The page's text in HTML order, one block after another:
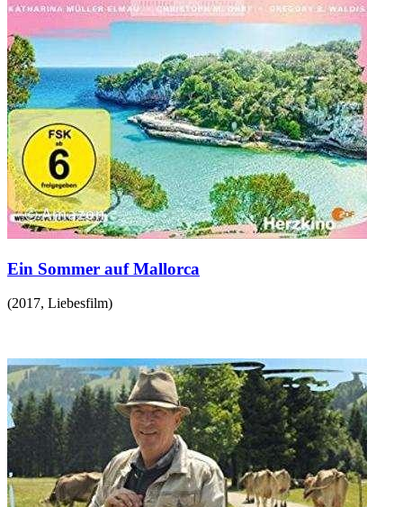
Ein Sommer auf Mallorca
(2017, Liebesfilm)